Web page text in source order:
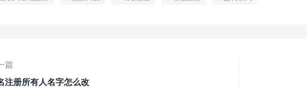
篇
注册所有人名字怎么改